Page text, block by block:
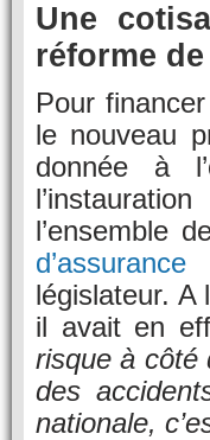
Une
réforme
Pour
le nouveau
donnée à
l’ensemble
législateur. A
il avait en
risque à côté
des
nationale,